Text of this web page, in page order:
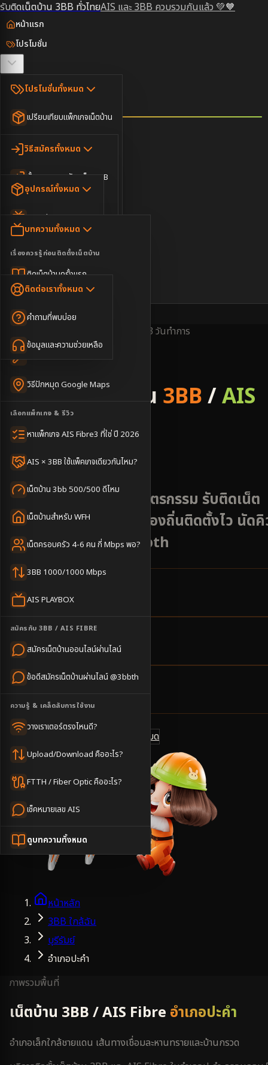
รับติดเน็ตบ้าน 3BB ทั่วไทยAIS และ 3BB ควบรวมกันแล้ว 💚🧡
หน้าแรก
โปรโมชั่น
โปรโมชั่นทั้งหมด
เปรียบเทียบแพ็กเกจเน็ตบ้าน
เน็ตบ้าน Super Fast
เน็ตบ้าน 2Gbps
เน็ตบ้านพร้อมกล่องทีวี
เน็ตบ้าน + Netflix
เน็ตบ้าน + บริการเสริม
เน็ตบ้านแรงทุกชั้น
ตรวจสอบพื้นที่
วิธีสมัครทั้งหมด
ขั้นตอนการสมัครเน็ต 3BB
อุปกรณ์
อุปกรณ์ทั้งหมด
AIS Play Box
Dongle เน็ตสำรอง
บทความ
บทความทั้งหมด
เรื่องควรรู้ก่อนติดตั้งเน็ตบ้าน
ติดเน็ตบ้านครั้งแรก
เทคนิคขอคิวช่างได้ไว
วิธีปักหมุด Google Maps
เลือกแพ็กเกจ & รีวิว
หาแพ็กเกจ AIS Fibre3 ที่ใช่ ปี 2026
AIS × 3BB ใช้แพ็คเกจเดียวกันไหม?
เน็ตบ้าน 3bb 500/500 ดีไหม
เน็ตบ้านสำหรับ WFH
เน็ตครอบครัว 4-6 คน กี่ Mbps พอ?
3BB 1000/1000 Mbps
AIS PLAYBOX
สมัครกับ 3BB / AIS FIBRE
สมัครเน็ตบ้านออนไลน์ผ่านไลน์
ข้อดีสมัครเน็ตบ้านผ่านไลน์ @3bbth
ความรู้ & เคล็ดลับการใช้งาน
วางเราเตอร์ตรงไหนดี?
Upload/Download คืออะไร?
FTTH / Fiber Optic คืออะไร?
เช็คหมายเลข AIS
ดูบทความทั้งหมด
ข่าวสาร
ติดต่อเราทั้งหมด
คำถามที่พบบ่อย
ข้อมูลและความช่วยเหลือ
🇹🇭🇬🇧
2-3 วันทำการ
3BB & AIS Fibre
รับติดตั้งเน็ตบ้าน 3BB/AIS
Fibre
อำเภอปะคำ
ปะคำ บุรีรัมย์ - พื้นที่เกษตรกรรม รับติดเน็ต
AIS 3BB Fibre3 ช่างท้องถิ่นติดตั้งไว นัด
ได้เลย สมัครไลน์ @3bbth
5ตำบล
ครอบคลุมพื้นที่
2-3วันทำการ
นัดช่างติดตั้ง
ราคาเริ่มต้น
ดูแพ็กเกจทั้งหมด
หน้าหลัก
3BB ใกล้ฉัน
บุรีรัมย์
อำเภอปะคำ
ภาพรวมพื้นที่
เน็ตบ้าน 3BB / AIS Fibre อำเภอปะคำ
อำเภอเล็กใกล้ชายแดน เส้นทางเชื่อมละหานทรายและบ้านกรวด